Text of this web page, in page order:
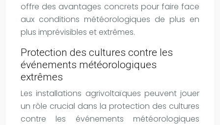
offre des avantages concrets pour faire face
aux conditions météorologiques de plus en
plus imprévisibles et extrêmes.
Protection des cultures contre les
événements météorologiques
extrêmes
Les installations agrivoltaïques peuvent jouer
un rôle crucial dans la protection des cultures
contre les événements météorologiques